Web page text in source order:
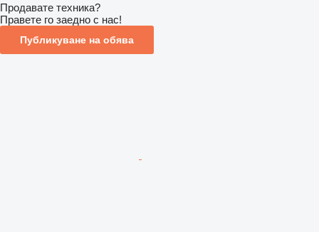
Продавате техника?
Правете го заедно с нас!
Публикуване на обява